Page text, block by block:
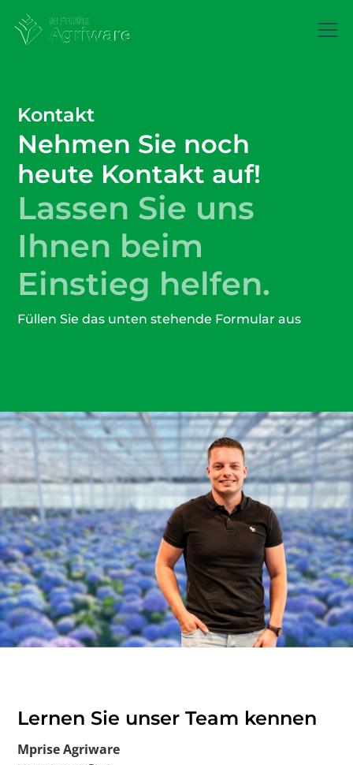
Kontakt
Nehmen Sie noch
heute Kontakt auf!
Lassen Sie uns
Ihnen beim
Einstieg helfen.
Füllen Sie das unten stehende Formular aus
Lernen Sie unser Team kennen
Mprise Agriware